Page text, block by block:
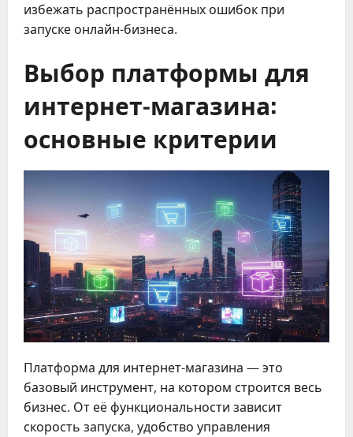
избежать распространённых ошибок при
запуске онлайн-бизнеса.
Выбор платформы для
интернет-магазина:
основные критерии
Платформа для интернет-магазина — это
базовый инструмент, на котором строится весь
бизнес. От её функциональности зависит
скорость запуска, удобство управления